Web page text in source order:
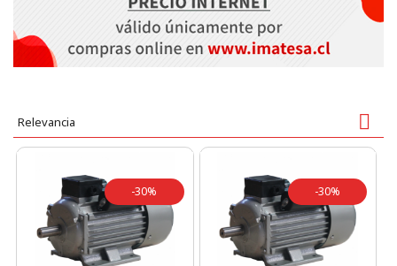
Relevancia 
-30% -30%